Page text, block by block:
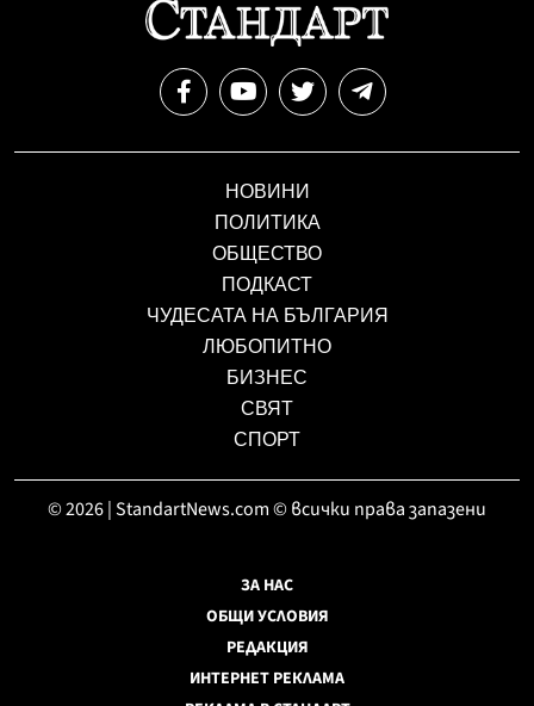
НОВИНИ
ПОЛИТИКА
ОБЩЕСТВО
ПОДКАСТ
ЧУДЕСАТА НА БЪЛГАРИЯ
ЛЮБОПИТНО
БИЗНЕС
СВЯТ
СПОРТ
© 2026 | StandartNews.com © всички права запазени
ЗА НАС
ОБЩИ УСЛОВИЯ
РЕДАКЦИЯ
ИНТЕРНЕТ РЕКЛАМА